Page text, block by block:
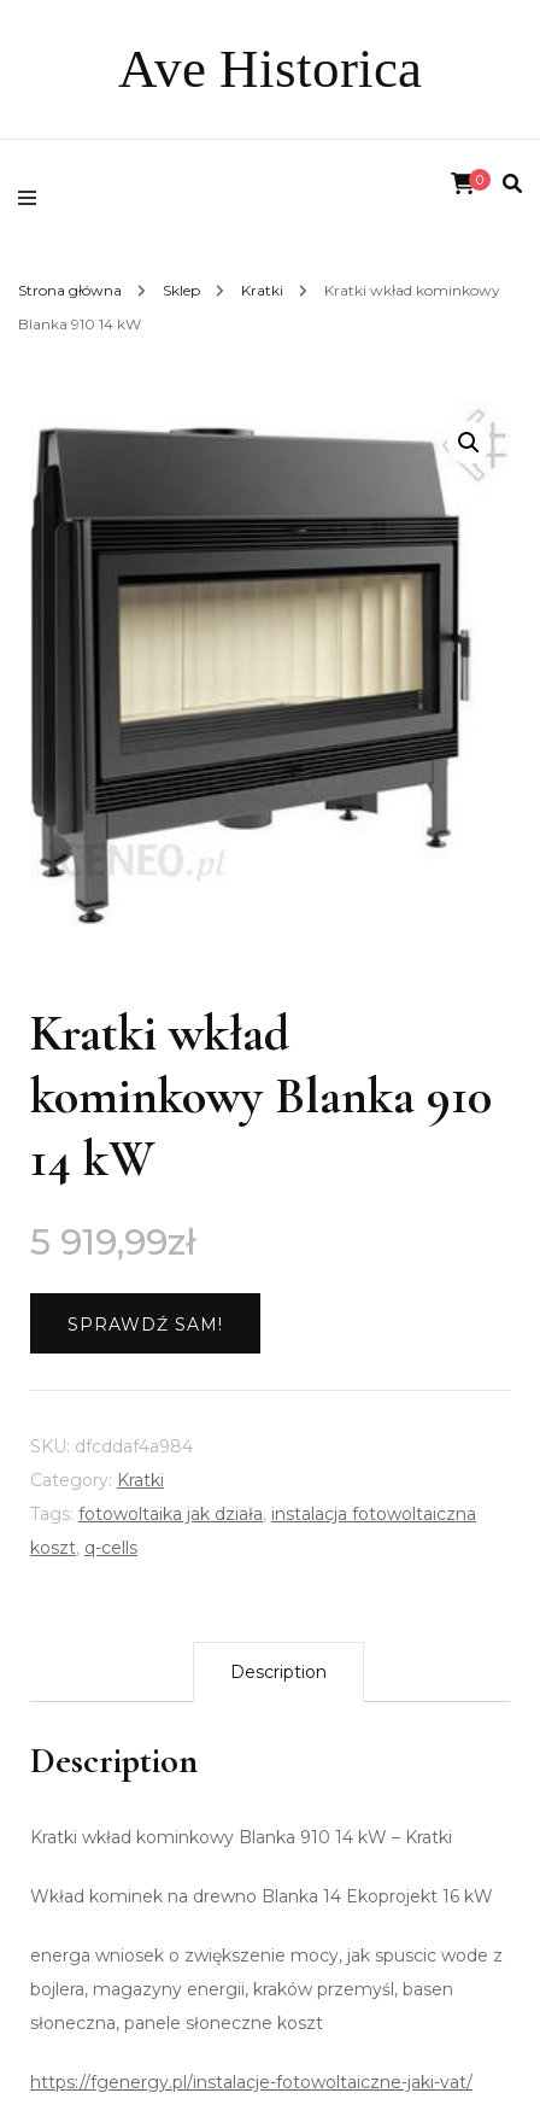
Ave Historica
0
Strona główna Sklep Kratki
Kratki wkład kominkowy
Blanka 910 14 kW
Kratki wkład
kominkowy Blanka 910
14 kW
5 919,99zł
SPRAWDŹ SAM!
SKU: dfcddaf4a984
Category: Kratki
Tags: fotowoltaika jak działa, instalacja fotowoltaiczna
koszt, q-cells
Description
Description
Kratki wkład kominkowy Blanka 910 14 kW – Kratki
Wkład kominek na drewno Blanka 14 Ekoprojekt 16 kW
energa wniosek o zwiększenie mocy, jak spuscic wode z
bojlera, magazyny energii, kraków przemyśl, basen
słoneczna, panele słoneczne koszt
https://fgenergy.pl/instalacje-fotowoltaiczne-jaki-vat/